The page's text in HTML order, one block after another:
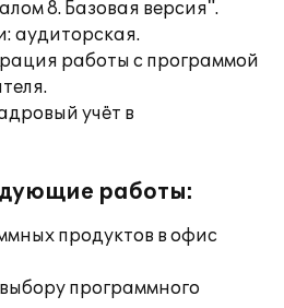
8. Базовая версия".
аудиторская.
работы с программой
учёт в
работы:
продуктов в офис
программного